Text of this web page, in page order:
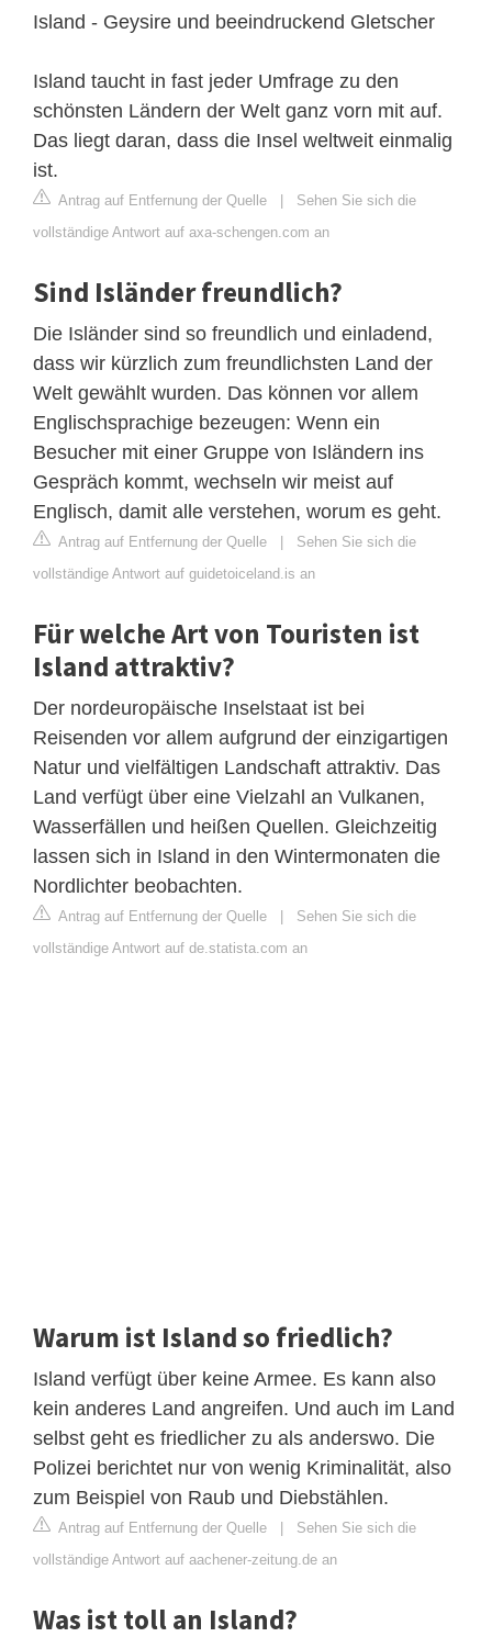
Island - Geysire und beeindruckend Gletscher
Island taucht in fast jeder Umfrage zu den
schönsten Ländern der Welt ganz vorn mit auf.
Das liegt daran, dass die Insel weltweit einmalig
ist.
Antrag auf Entfernung der Quelle | Sehen Sie sich die
vollständige Antwort auf axa-schengen.com an
Sind Isländer freundlich?
Die Isländer sind so freundlich und einladend,
dass wir kürzlich zum freundlichsten Land der
Welt gewählt wurden. Das können vor allem
Englischsprachige bezeugen: Wenn ein
Besucher mit einer Gruppe von Isländern ins
Gespräch kommt, wechseln wir meist auf
Englisch, damit alle verstehen, worum es geht.
Antrag auf Entfernung der Quelle | Sehen Sie sich die
vollständige Antwort auf guidetoiceland.is an
Für welche Art von Touristen ist
Island attraktiv?
Der nordeuropäische Inselstaat ist bei
Reisenden vor allem aufgrund der einzigartigen
Natur und vielfältigen Landschaft attraktiv. Das
Land verfügt über eine Vielzahl an Vulkanen,
Wasserfällen und heißen Quellen. Gleichzeitig
lassen sich in Island in den Wintermonaten die
Nordlichter beobachten.
Antrag auf Entfernung der Quelle | Sehen Sie sich die
vollständige Antwort auf de.statista.com an
Warum ist Island so friedlich?
Island verfügt über keine Armee. Es kann also
kein anderes Land angreifen. Und auch im Land
selbst geht es friedlicher zu als anderswo. Die
Polizei berichtet nur von wenig Kriminalität, also
zum Beispiel von Raub und Diebstählen.
Antrag auf Entfernung der Quelle | Sehen Sie sich die
vollständige Antwort auf aachener-zeitung.de an
Was ist toll an Island?